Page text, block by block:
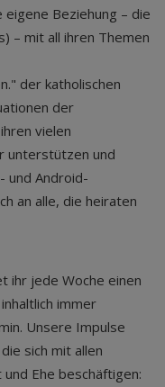
Beziehung – die
– mit all ihren Themen
der katholischen
der
vielen
unterstützen und
und Android-
an alle, die heiraten
ihr jede Woche einen
immer
Unsere Impulse
sich mit allen
Ehe beschäftigen: